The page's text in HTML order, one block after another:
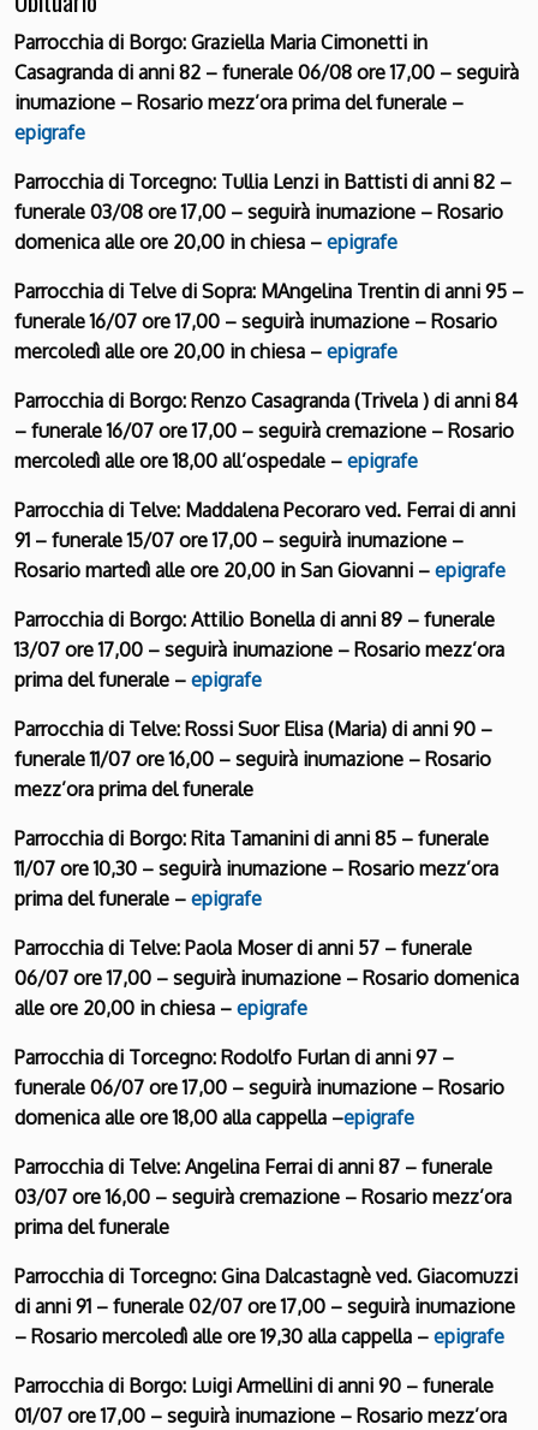
Parrocchia di Borgo: Graziella Maria Cimonetti in
Casagranda di anni 82 – funerale 06/08 ore 17,00 – seguirà
inumazione – Rosario mezz’ora prima del funerale –
epigrafe
Parrocchia di Torcegno: Tullia Lenzi in Battisti di anni 82 –
funerale 03/08 ore 17,00 – seguirà inumazione – Rosario
domenica alle ore 20,00 in chiesa – epigrafe
Parrocchia di Telve di Sopra: MAngelina Trentin di anni 95 –
funerale 16/07 ore 17,00 – seguirà inumazione – Rosario
mercoledì alle ore 20,00 in chiesa – epigrafe
Parrocchia di Borgo: Renzo Casagranda (Trivela ) di anni 84
– funerale 16/07 ore 17,00 – seguirà cremazione – Rosario
mercoledì alle ore 18,00 all’ospedale – epigrafe
Parrocchia di Telve: Maddalena Pecoraro ved. Ferrai di anni
91 – funerale 15/07 ore 17,00 – seguirà inumazione –
Rosario martedì alle ore 20,00 in San Giovanni – epigrafe
Parrocchia di Borgo: Attilio Bonella di anni 89 – funerale
13/07 ore 17,00 – seguirà inumazione – Rosario mezz’ora
prima del funerale – epigrafe
Parrocchia di Telve: Rossi Suor Elisa (Maria) di anni 90 –
funerale 11/07 ore 16,00 – seguirà inumazione – Rosario
mezz’ora prima del funerale
Parrocchia di Borgo: Rita Tamanini di anni 85 – funerale
11/07 ore 10,30 – seguirà inumazione – Rosario mezz’ora
prima del funerale – epigrafe
Parrocchia di Telve: Paola Moser di anni 57 – funerale
06/07 ore 17,00 – seguirà inumazione – Rosario domenica
alle ore 20,00 in chiesa – epigrafe
Parrocchia di Torcegno: Rodolfo Furlan di anni 97 –
funerale 06/07 ore 17,00 – seguirà inumazione – Rosario
domenica alle ore 18,00 alla cappella –epigrafe
Parrocchia di Telve: Angelina Ferrai di anni 87 – funerale
03/07 ore 16,00 – seguirà cremazione – Rosario mezz’ora
prima del funerale
Parrocchia di Torcegno: Gina Dalcastagnè ved. Giacomuzzi
di anni 91 – funerale 02/07 ore 17,00 – seguirà inumazione
– Rosario mercoledì alle ore 19,30 alla cappella – epigrafe
Parrocchia di Borgo: Luigi Armellini di anni 90 – funerale
01/07 ore 17,00 – seguirà inumazione – Rosario mezz’ora